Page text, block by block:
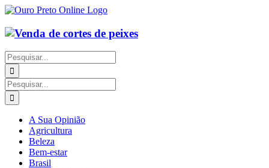
Ir
o
conteúdo
Buscar
resultados
para:
Buscar
resultados
para:
A Sua Opinião
Agricultura
Beleza
Bem-estar
Brasil